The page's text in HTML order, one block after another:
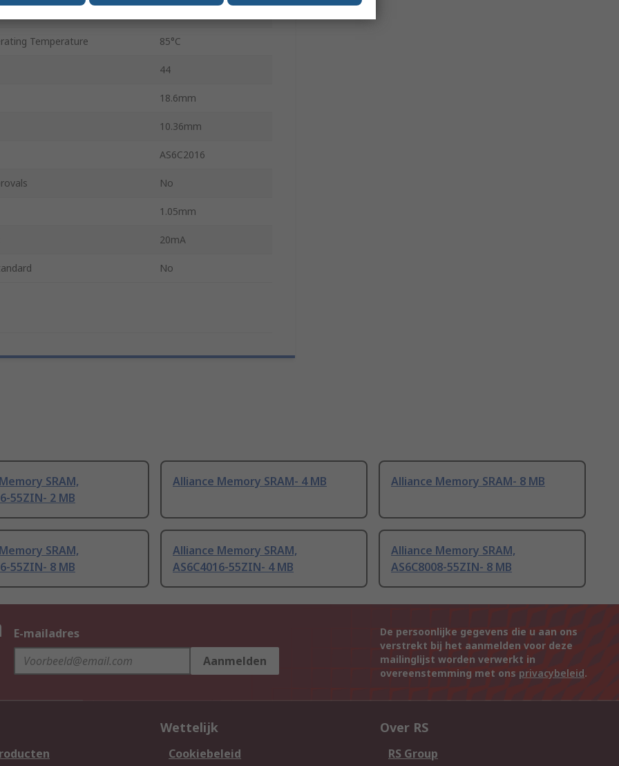
Temperature 85°C
44
18.6mm
10.36mm
AS6C2016
No
1.05mm
20mA
No
SRAM,
55ZIN- 2 MB
Alliance Memory SRAM- 4 MB Alliance Memory SRAM- 8 MB
SRAM,
55ZIN- 8 MB
Alliance Memory SRAM,
AS6C4016-55ZIN- 4 MB
Alliance Memory SRAM,
AS6C8008-55ZIN- 8 MB
E-mailadres
Aanmelden
De persoonlijke gegevens die u aan ons
verstrekt bij het aanmelden voor deze
mailinglijst worden verwerkt in
overeenstemming met ons privacybeleid.
Wettelijk
Cookiebeleid
Over RS
RS Group